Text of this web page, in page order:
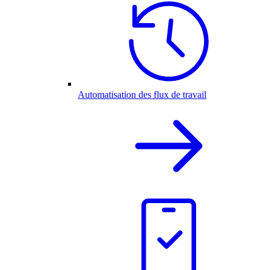
Automatisation des flux de travail